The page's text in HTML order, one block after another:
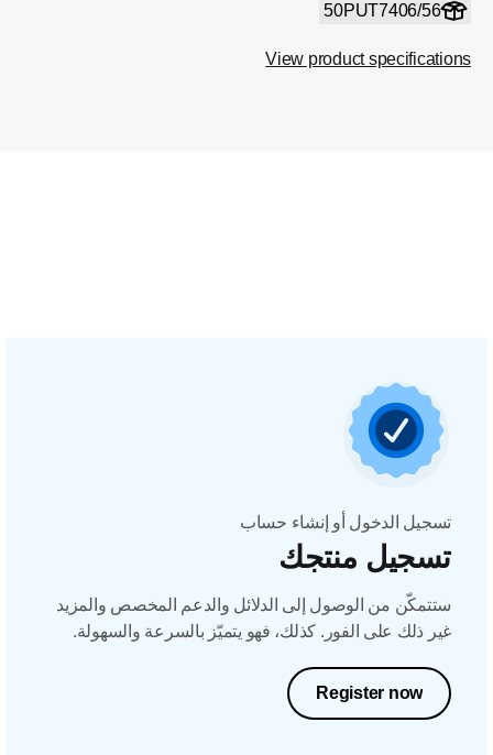
50PUT7406/56
View product specifications
تسجيل الدخول أو إنشاء حساب
تسجيل منتجك
ستتمكّن من الوصول إلى الدلائل والدعم المخصص والمزيد
غير ذلك على الفور. كذلك، فهو يتميّز بالسرعة والسهولة.
Register now